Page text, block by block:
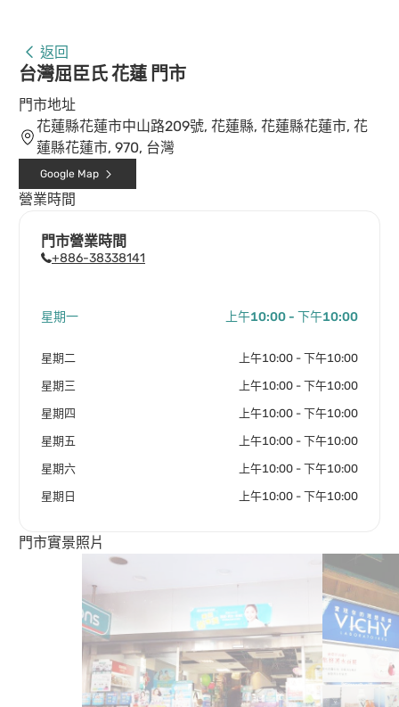
返回
台灣屈臣氏 花蓮 門市
門市地址
花蓮縣花蓮市中山路209號, 花蓮縣, 花蓮縣花蓮市, 花
蓮縣花蓮市, 970, 台灣
Google Map
營業時間
門市營業時間
+886-38338141
星期一 上午10:00 - 下午10:00
星期二 上午10:00 - 下午10:00
星期三 上午10:00 - 下午10:00
星期四 上午10:00 - 下午10:00
星期五 上午10:00 - 下午10:00
星期六 上午10:00 - 下午10:00
星期日 上午10:00 - 下午10:00
門市實景照片